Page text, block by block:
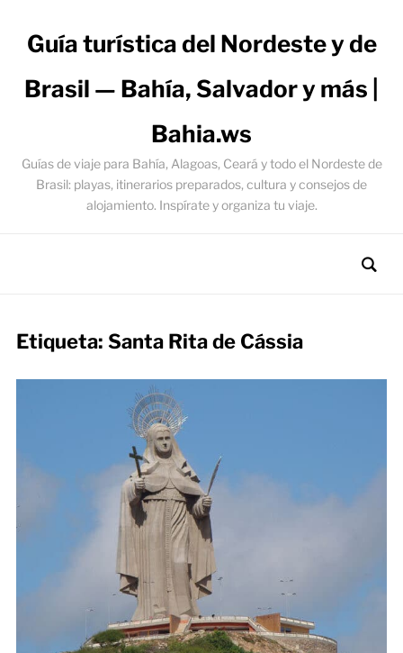
Guía turística del Nordeste y de
Brasil — Bahía, Salvador y más |
Bahia.ws
Guías de viaje para Bahía, Alagoas, Ceará y todo el Nordeste de
Brasil: playas, itinerarios preparados, cultura y consejos de
alojamiento. Inspírate y organiza tu viaje.
Etiqueta: Santa Rita de Cássia